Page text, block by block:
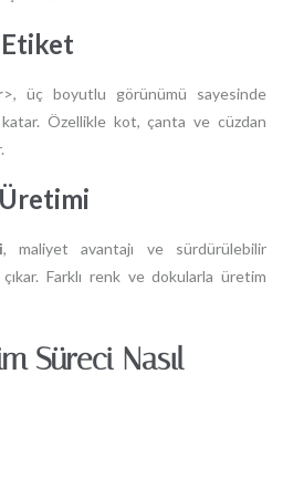
Etiket
>, üç boyutlu görünümü sayesinde
Özellikle kot, çanta ve cüzdan
, maliyet avantajı ve sürdürülebilir
Farklı renk ve dokularla üretim
Süreci Nasıl